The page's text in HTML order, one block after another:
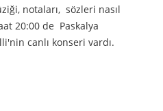
notaları, sözleri nasıl
20:00 de Paskalya
canlı konseri vardı.